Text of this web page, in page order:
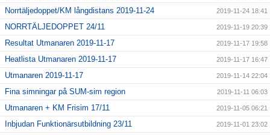
Norrtäljedoppet/KM långdistans 2019-11-24 2019-11-24 18:41
NORRTÄLJEDOPPET 24/11 2019-11-19 20:39
Resultat Utmanaren 2019-11-17 2019-11-17 19:58
Heatlista Utmanaren 2019-11-17 2019-11-17 16:47
Utmanaren 2019-11-17 2019-11-14 22:04
Fina simningar på SUM-sim region 2019-11-11 06:03
Utmanaren + KM Frisim 17/11 2019-11-05 06:21
Inbjudan Funktionärsutbildning 23/11 2019-11-01 23:02